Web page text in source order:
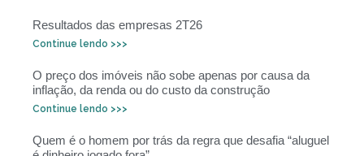
Resultados das empresas 2T26
Continue lendo >>>
O preço dos imóveis não sobe apenas por causa da
inflação, da renda ou do custo da construção
Continue lendo >>>
Quem é o homem por trás da regra que desafia “aluguel